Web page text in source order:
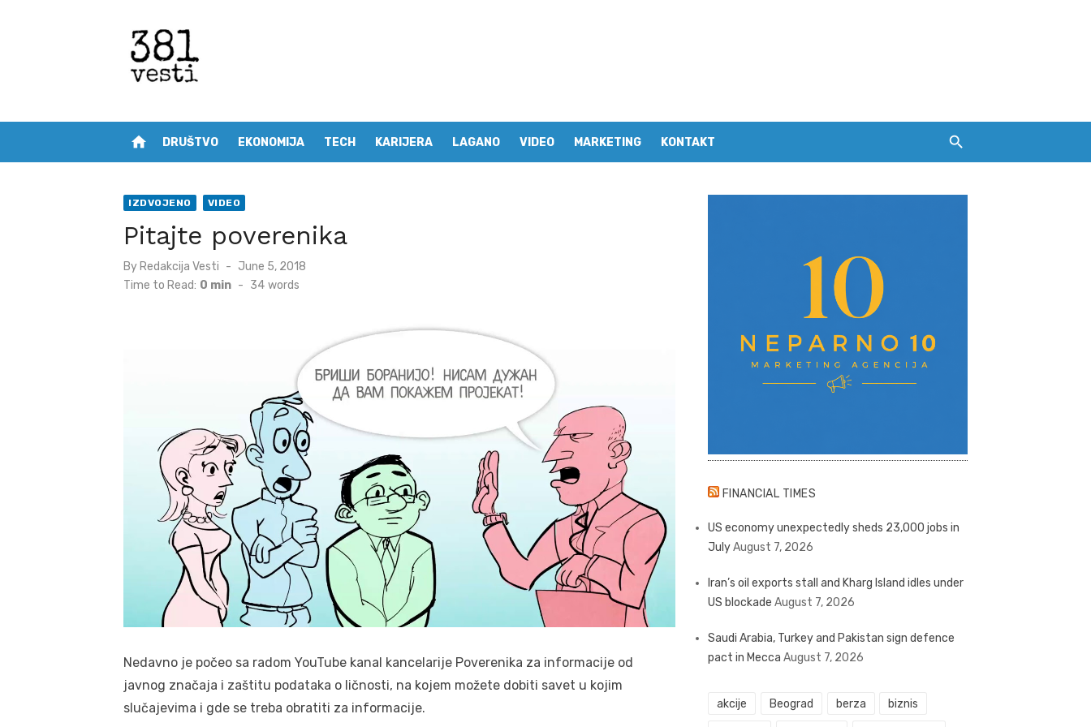
home DRUŠTVO EKONOMIJA TECH KARIJERA LAGANO VIDEO MARKETING KONTAKT
IZDVOJENO VIDEO
Pitajte poverenika
By Redakcija Vesti
Posted
June 5, 2018
Time to Read: 0 min - 34 words
Nedavno je počeo sa radom YouTube kanal kancelarije Poverenika za informacije od
javnog značaja i zaštitu podataka o ličnosti, na kojem možete dobiti savet u kojim
slučajevima i gde se treba obratiti za informacije.
FINANCIAL TIMES
US economy unexpectedly sheds 23,000 jobs in
JulyAugust 7, 2026
Iran’s oil exports stall and Kharg Island idles under
US blockade August 7, 2026
Saudi Arabia, Turkey and Pakistan sign defence
pact in Mecca August 7, 2026
akcije Beograd berza biznis